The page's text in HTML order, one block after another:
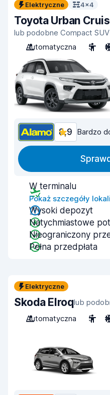
Elektryczne 4x4
Toyota Urban
lub podobne Compact SUV
Automatyczna
5
8,9 Bardzo
W terminalu
Pokaż szczegóły
Wysoki depozyt
Natychmiastowe
Nieograniczony
Pełna przedpłata
Elektryczne
Skoda Elroqlub
Automatyczna
5